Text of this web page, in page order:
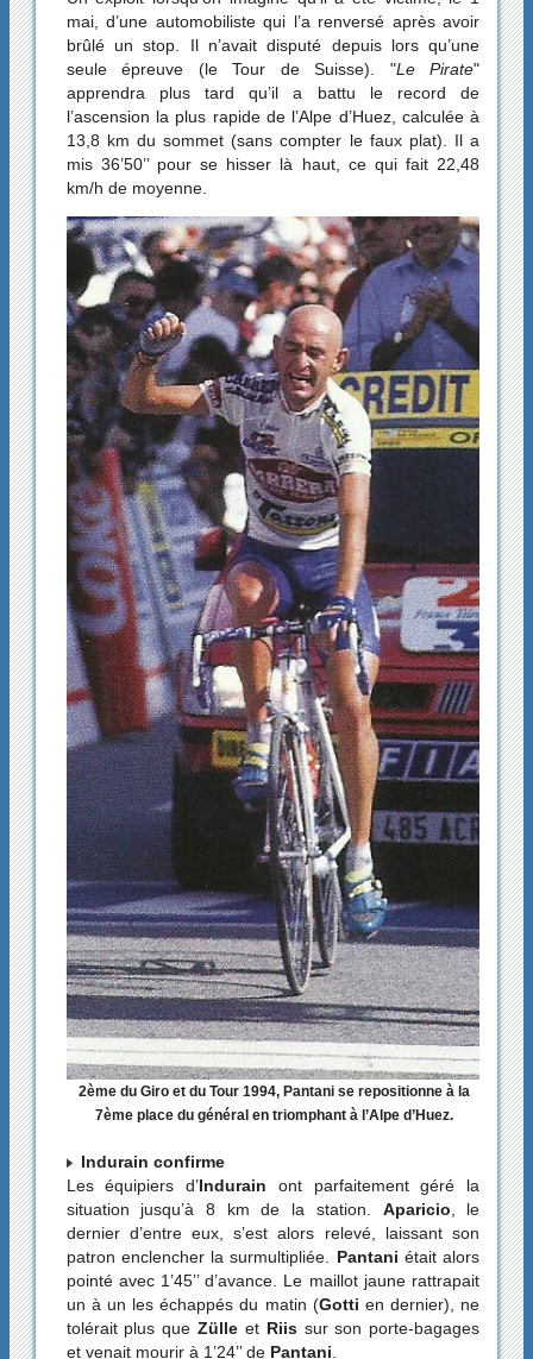
mai, d’une automobiliste qui l’a renversé après avoir
brûlé un stop. Il n’avait disputé depuis lors qu’une
seule épreuve (le Tour de Suisse). "Le Pirate"
apprendra plus tard qu’il a battu le record de
l’ascension la plus rapide de l’Alpe d’Huez, calculée à
13,8 km du sommet (sans compter le faux plat). Il a
mis 36’50’’ pour se hisser là haut, ce qui fait 22,48
km/h de moyenne.
2ème du Giro et du Tour 1994, Pantani se repositionne à la
7ème place du général en triomphant à l’Alpe d’Huez.
Indurain confirme
Les équipiers d’Indurain ont parfaitement géré la
situation jusqu’à 8 km de la station. Aparicio , le
dernier d’entre eux, s’est alors relevé, laissant son
patron enclencher la surmultipliée. Pantani était alors
pointé avec 1’45’’ d’avance. Le maillot jaune rattrapait
un à un les échappés du matin (Gotti en dernier), ne
tolérait plus queZülle etRiissur son porte-bagages
et venait mourir à 1’24’’ de Pantani